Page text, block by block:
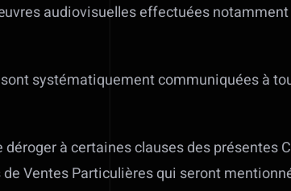
audiovisuelles effectuées
systématiquement communiquées à
à certaines clauses des présentes
Ventes Particulières qui seront